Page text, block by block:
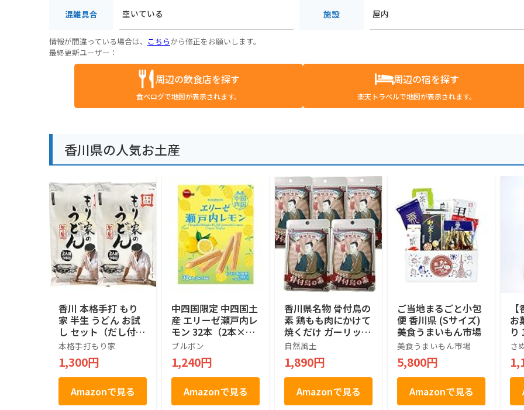
混雑具合 空いている 施設 屋内
情報が間違っている場合は、 こちらから修正をお願いします。
最終更新ユーザー：
周辺の飲食店を探す
食べログで地図が表示されます。
周辺の宿を探す
楽天トラベルで地図が表示されます。
香川県の人気お土産
香川 本格手打 もり
家 半生 うどん お試
し セット（だし付
き） 【年間15万人が
訪れる香川屈指の人
気店】 讃岐うどん
さぬきうどん 4人前
本格手打もり家
1,300円
Amazonで見る
中四国限定 中四国土
産 エリーゼ瀬戸内レ
モン 32本（2本×16
袋）
ブルボン
1,240円
Amazonで見る
香川県名物 骨付鳥の
素 鶏もも肉にかけて
焼くだけ ガーリック
×スパイスの本格お
つまみ（5個入） ガ
ーリックパウダー ス
パイス チキン にん
にくパウダー 鳥もも
肉 骨付き３～4本分
自然風土
1,890円
Amazonで見る
ご当地まるごと小包
便 香川県 (Sサイズ)
美食うまいもん市場
美食うまいもん市場
5,800円
Amazonで見る
お
り
プ)
さ